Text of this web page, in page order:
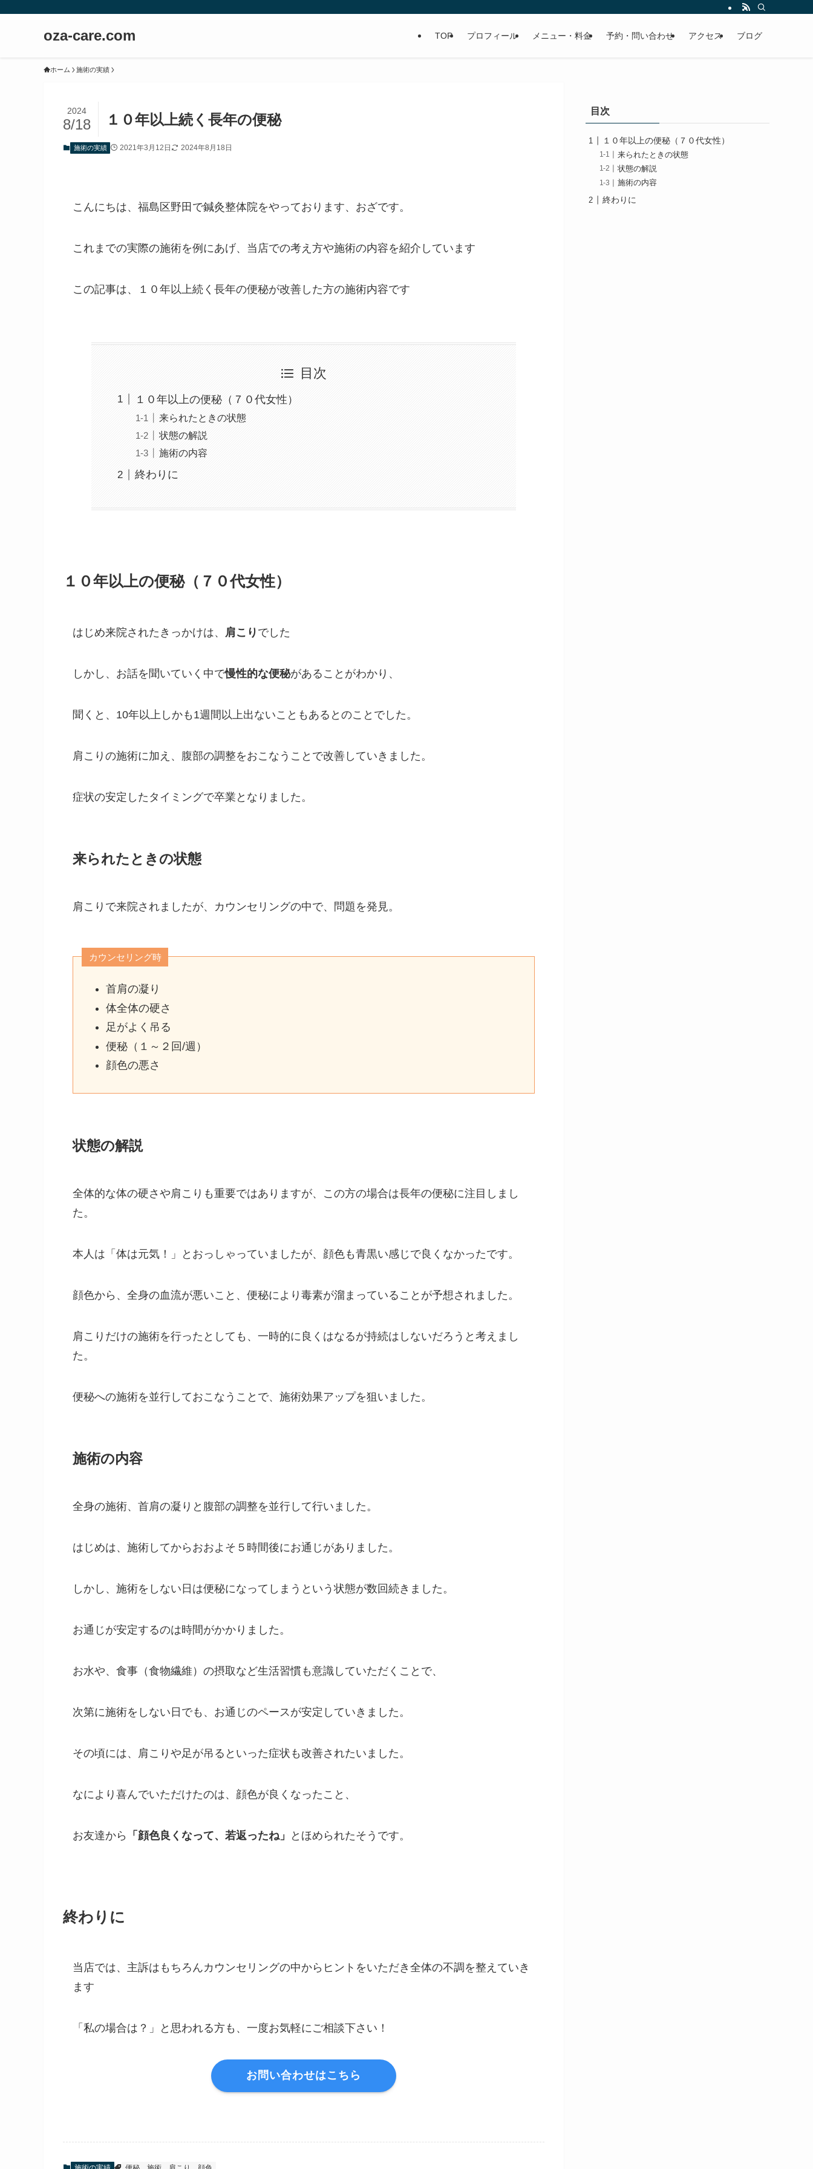
oza-care.com TOP プロフィール メニュー・料金 予約・問い合わせ アクセス ブログ
ホーム 施術の実績
１０年以上続く長年の便秘
2024
8/18
施術の実績 2021年3月12日 2024年8月18日
こんにちは、福島区野田で鍼灸整体院をやっております、おざです。
これまでの実際の施術を例にあげ、当店での考え方や施術の内容を紹介しています
この記事は、１０年以上続く長年の便秘が改善した方の施術内容です
目次
１０年以上の便秘（７０代女性）
来られたときの状態
状態の解説
施術の内容
終わりに
１０年以上の便秘（７０代女性）
はじめ来院されたきっかけは、 肩こり でした
しかし、お話を聞いていく中で慢性的な便秘があることがわかり、
聞くと、10年以上しかも1週間以上出ないこともあるとのことでした。
肩こりの施術に加え、腹部の調整をおこなうことで改善していきました。
症状の安定したタイミングで卒業となりました。
来られたときの状態
肩こりで来院されましたが、カウンセリングの中で、問題を発見。
カウンセリング時
首肩の凝り
体全体の硬さ
足がよく吊る
便秘（１～２回/週）
顔色の悪さ
状態の解説
全体的な体の硬さや肩こりも重要ではありますが、この方の場合は長年の便秘に注目しまし
た。
本人は「体は元気！」とおっしゃっていましたが、顔色も青黒い感じで良くなかったです。
顔色から、全身の血流が悪いこと、便秘により毒素が溜まっていることが予想されました。
肩こりだけの施術を行ったとしても、一時的に良くはなるが持続はしないだろうと考えまし
た。
便秘への施術を並行しておこなうことで、施術効果アップを狙いました。
施術の内容
全身の施術、首肩の凝りと腹部の調整を並行して行いました。
はじめは、施術してからおおよそ５時間後にお通じがありました。
しかし、施術をしない日は便秘になってしまうという状態が数回続きました。
お通じが安定するのは時間がかかりました。
お水や、食事（食物繊維）の摂取など生活習慣も意識していただくことで、
次第に施術をしない日でも、お通じのペースが安定していきました。
その頃には、肩こりや足が吊るといった症状も改善されたいました。
なにより喜んでいただけたのは、顔色が良くなったこと、
お友達から 「 顔色良くなって、若返ったね 」 とほめられたそうです。
終わりに
当店では、主訴はもちろんカウンセリングの中からヒントをいただき全体の不調を整えていき
ます
「私の場合は？」と思われる方も、一度お気軽にご相談下さい！
お問い合わせはこちら
目次
１０年以上の便秘（７０代女性）
来られたときの状態
状態の解説
施術の内容
終わりに